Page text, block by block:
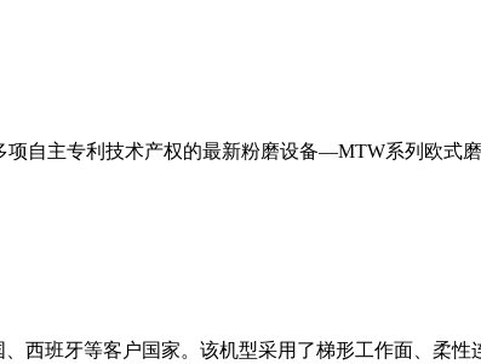
自主专利技术产权的最新粉磨设备—MTW系列欧式
西班牙等客户国家。该机型采用了梯形工作面、柔